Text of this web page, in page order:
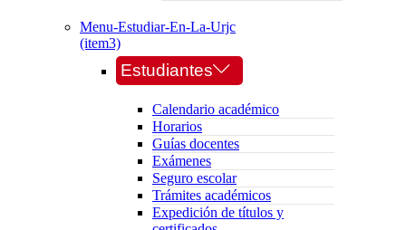
Menu-Estudiar-En-La-Urjc
(item3)
Estudiantes
Calendario académico
Horarios
Guías docentes
Exámenes
Seguro escolar
Trámites académicos
Expedición de títulos y